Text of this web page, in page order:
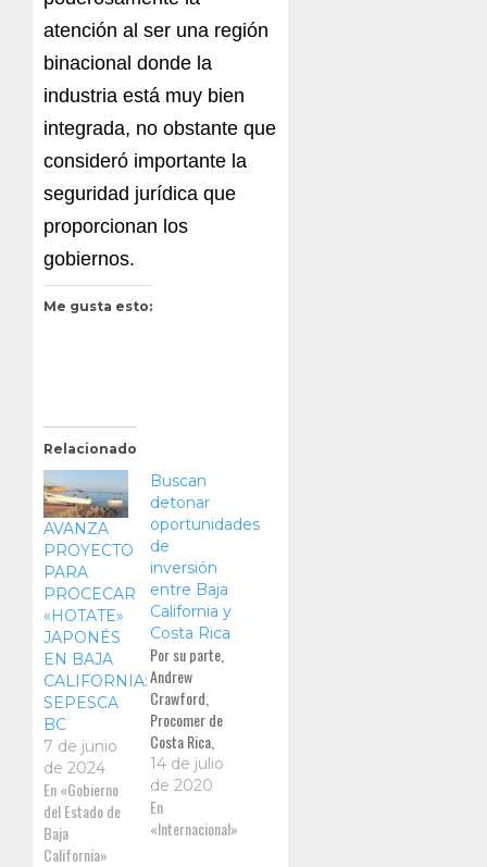
atención al ser una región
binacional donde la
industria está muy bien
integrada, no obstante que
consideró importante la
seguridad jurídica que
proporcionan los
gobiernos.
Me gusta esto:
Relacionado
AVANZA
PROYECTO
PARA
PROCECAR
«HOTATE»
JAPONÉS
EN BAJA
CALIFORNIA:
SEPESCA
BC
7 de junio
de 2024
En «Gobierno
del Estado de
Baja
California»
Buscan
detonar
oportunidades
de
inversión
entre Baja
California y
Costa Rica
Por su parte,
Andrew
Crawford,
Procomer de
Costa Rica,
enfatizó que
su país tiene
gran interés
en generar
14 de julio
de 2020
En
«Internacional»